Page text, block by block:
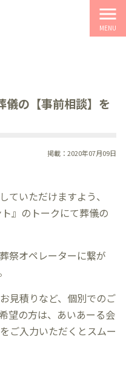
menu
MENU
儀の【事前相談】を
掲載：2020年07月09日
ていただけますよう、
』のトークにて葬儀の
祭オペレーターに繋が
見積りなど、個別でのご
望の方は、あいあーる会
ご入力いただくとスムー